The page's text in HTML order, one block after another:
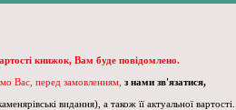
книжок, Вам буде повідомлено.
Вас, перед замовленням, з нами зв'язатися,
видання), а також її актуальної вартості.